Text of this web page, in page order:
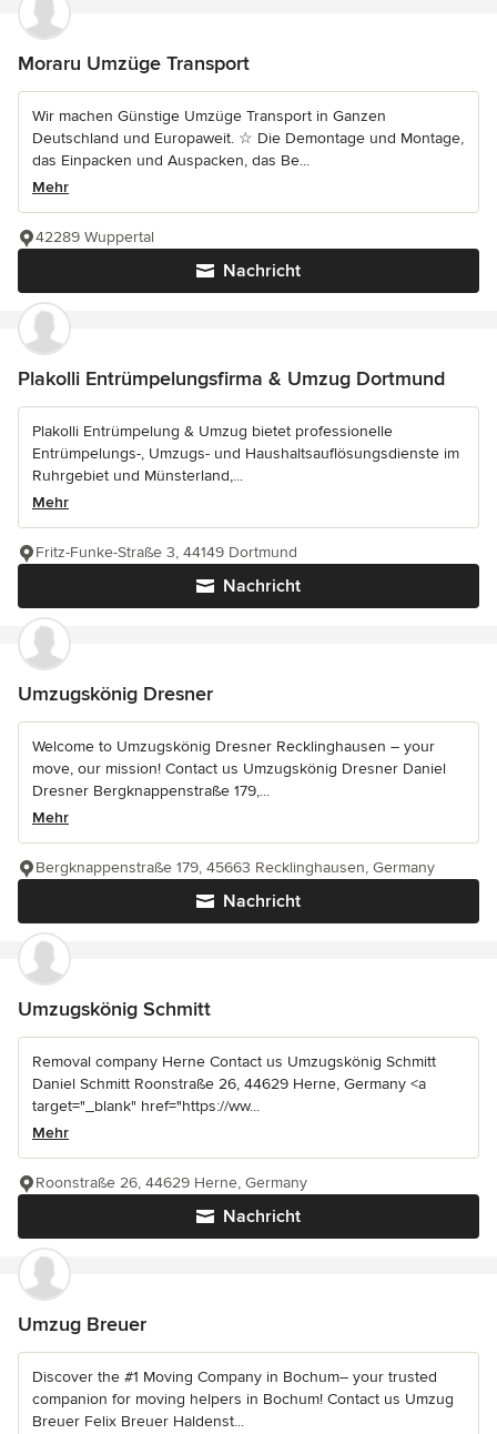
Moraru Umzüge Transport
Wir machen Günstige Umzüge Transport in Ganzen
Deutschland und Europaweit. ☆ Die Demontage und Montage,
das Einpacken und Auspacken, das Be...
Mehr
Nachricht
42289 Wuppertal
Plakolli Entrümpelungsfirma & Umzug Dortmund
Plakolli Entrümpelung & Umzug bietet professionelle
Entrümpelungs-, Umzugs- und Haushaltsauflösungsdienste im
Ruhrgebiet und Münsterland,...
Mehr
Nachricht
Fritz-Funke-Straße 3, 44149 Dortmund
Umzugskönig Dresner
Welcome to Umzugskönig Dresner Recklinghausen – your
move, our mission! Contact us Umzugskönig Dresner Daniel
Dresner Bergknappenstraße 179,...
Mehr
Nachricht
Bergknappenstraße 179, 45663 Recklinghausen, Germany
Umzugskönig Schmitt
Removal company Herne Contact us Umzugskönig Schmitt
Daniel Schmitt Roonstraße 26, 44629 Herne, Germany <a
target="_blank" href="https://ww...
Mehr
Nachricht
Roonstraße 26, 44629 Herne, Germany
Umzug Breuer
Discover the #1 Moving Company in Bochum– your trusted
companion for moving helpers in Bochum! Contact us Umzug
Breuer Felix Breuer Haldenst...